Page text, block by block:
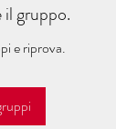
gruppo.
e riprova.